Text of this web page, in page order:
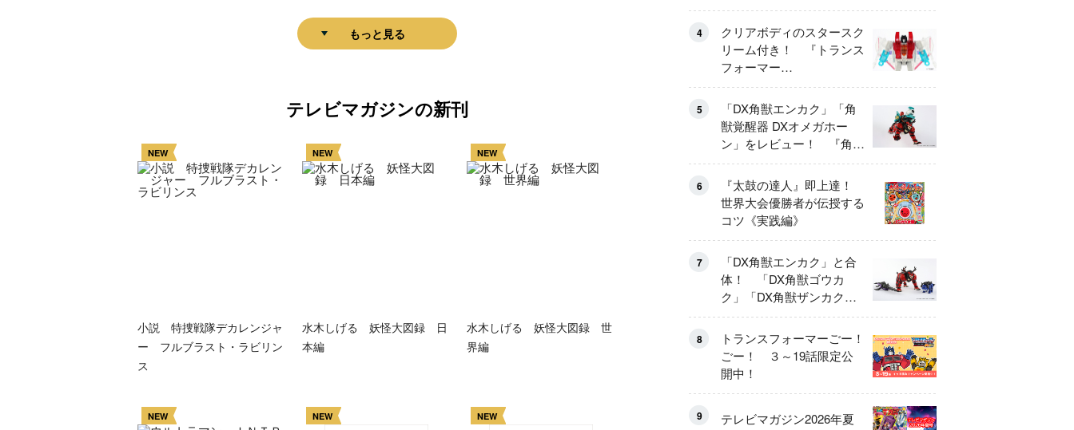
もっと見る
テレビマガジンの新刊
NEW
小説 特捜戦隊デカレンジャ
ー フルブラスト・ラビリン
ス
NEW
水木しげる 妖怪大図録 日
本編
NEW
水木しげる 妖怪大図録 世
界編
NEW NEW NEW
4
クリアボディのスタースク
リーム付き！ 『トランス
フォーマー
FANBOOK2026』2026年
７月31日発売！
5
「DX角獣エンカク」「角
獣覚醒器 DXオメガホー
ン」をレビュー！ 『角醒
ハンター オメガホーン』
の玩具展開がスタート！
6
『太鼓の達人』即上達！
世界大会優勝者が伝授する
コツ《実践編》
7
「DX角獣エンカク」と合
体！ 「DX角獣ゴウカ
ク」「DX角獣ザンカク」
をレビュー！
8
トランスフォーマーごー！
ごー！ ３～19話限定公
開中！
9
テレビマガジン2026年夏